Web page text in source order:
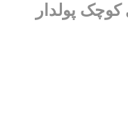
کوچک پولدار